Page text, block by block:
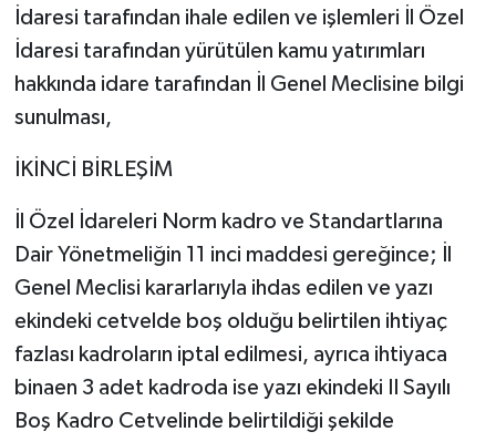
İdaresi tarafından ihale edilen ve işlemleri İl Özel
İdaresi tarafından yürütülen kamu yatırımları
hakkında idare tarafından İl Genel Meclisine bilgi
sunulması,
İKİNCİ BİRLEŞİM
İl Özel İdareleri Norm kadro ve Standartlarına
Dair Yönetmeliğin 11 inci maddesi gereğince; İl
Genel Meclisi kararlarıyla ihdas edilen ve yazı
ekindeki cetvelde boş olduğu belirtilen ihtiyaç
fazlası kadroların iptal edilmesi, ayrıca ihtiyaca
binaen 3 adet kadroda ise yazı ekindeki II Sayılı
Boş Kadro Cetvelinde belirtildiği şekilde